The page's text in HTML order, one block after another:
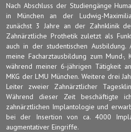
Nach Abschluss der Studiengänge
in München an der Ludwig-
zunächst 3 Jahre an der Zahnklinik
Zahnärztliche Prothetik zuletzt als
auch in der studentischen
meine Facharztausbildung zum Mund-,
während meiner 6-jährigen Tätigkeit
MKG der LMU München. Weitere drei
Leiter zweier Zahnärztlicher
Während dieser Zeit beschäftigte
zahnärztlichen Implantologie und
bei der Insertion von ca. 4000
augmentativer Eingriffe.